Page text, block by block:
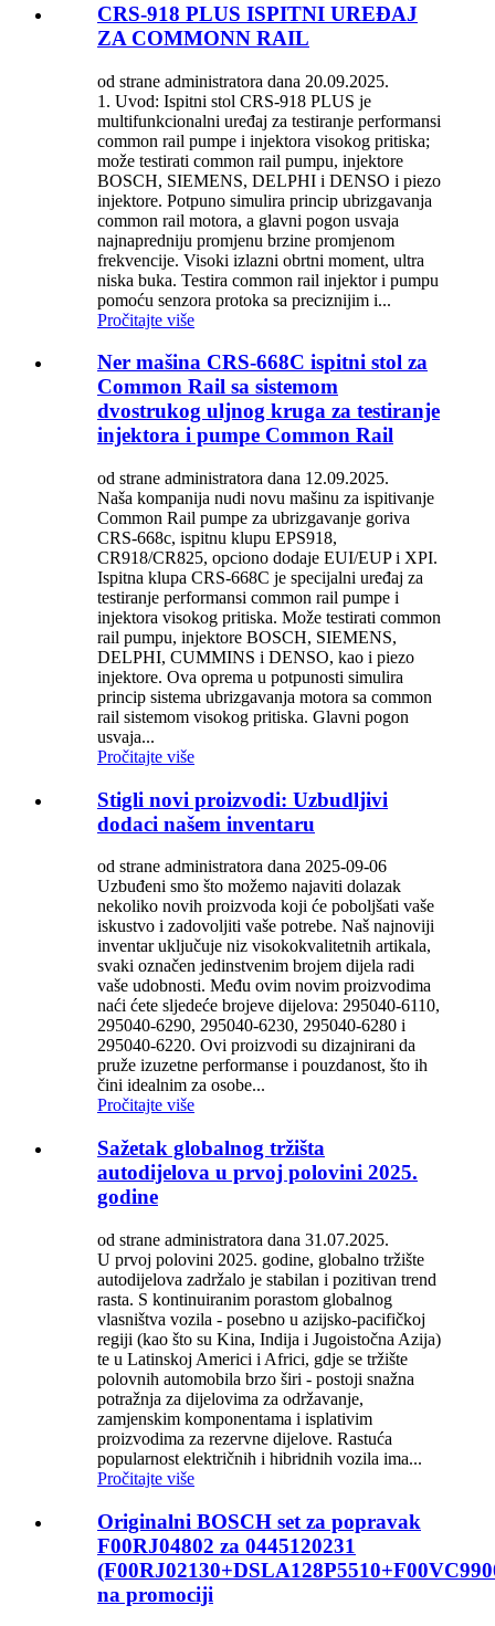
CRS-918 PLUS ISPITNI UREĐAJ
ZA COMMONN RAIL
od strane administratora dana 20.09.2025.
1. Uvod: Ispitni stol CRS-918 PLUS je
multifunkcionalni uređaj za testiranje performansi
common rail pumpe i injektora visokog pritiska;
može testirati common rail pumpu, injektore
BOSCH, SIEMENS, DELPHI i DENSO i piezo
injektore. Potpuno simulira princip ubrizgavanja
common rail motora, a glavni pogon usvaja
najnapredniju promjenu brzine promjenom
frekvencije. Visoki izlazni obrtni moment, ultra
niska buka. Testira common rail injektor i pumpu
pomoću senzora protoka sa preciznijim i...
Pročitajte više
Ner mašina CRS-668C ispitni stol za
Common Rail sa sistemom
dvostrukog uljnog kruga za testiranje
injektora i pumpe Common Rail
od strane administratora dana 12.09.2025.
Naša kompanija nudi novu mašinu za ispitivanje
Common Rail pumpe za ubrizgavanje goriva
CRS-668c, ispitnu klupu EPS918,
CR918/CR825, opciono dodaje EUI/EUP i XPI.
Ispitna klupa CRS-668C je specijalni uređaj za
testiranje performansi common rail pumpe i
injektora visokog pritiska. Može testirati common
rail pumpu, injektore BOSCH, SIEMENS,
DELPHI, CUMMINS i DENSO, kao i piezo
injektore. Ova oprema u potpunosti simulira
princip sistema ubrizgavanja motora sa common
rail sistemom visokog pritiska. Glavni pogon
usvaja...
Pročitajte više
Stigli novi proizvodi: Uzbudljivi
dodaci našem inventaru
od strane administratora dana 2025-09-06
Uzbuđeni smo što možemo najaviti dolazak
nekoliko novih proizvoda koji će poboljšati vaše
iskustvo i zadovoljiti vaše potrebe. Naš najnoviji
inventar uključuje niz visokokvalitetnih artikala,
svaki označen jedinstvenim brojem dijela radi
vaše udobnosti. Među ovim novim proizvodima
naći ćete sljedeće brojeve dijelova: 295040-6110,
295040-6290, 295040-6230, 295040-6280 i
295040-6220. Ovi proizvodi su dizajnirani da
pruže izuzetne performanse i pouzdanost, što ih
čini idealnim za osobe...
Pročitajte više
Sažetak globalnog tržišta
autodijelova u prvoj polovini 2025.
godine
od strane administratora dana 31.07.2025.
U prvoj polovini 2025. godine, globalno tržište
autodijelova zadržalo je stabilan i pozitivan trend
rasta. S kontinuiranim porastom globalnog
vlasništva vozila - posebno u azijsko-pacifičkoj
regiji (kao što su Kina, Indija i Jugoistočna Azija)
te u Latinskoj Americi i Africi, gdje se tržište
polovnih automobila brzo širi - postoji snažna
potražnja za dijelovima za održavanje,
zamjenskim komponentama i isplativim
proizvodima za rezervne dijelove. Rastuća
popularnost električnih i hibridnih vozila ima...
Pročitajte više
Originalni BOSCH set za popravak
F00RJ04802 za 0445120231
na promociji